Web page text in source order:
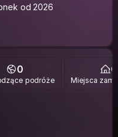
od 2026
0
podróże
0
Miejsca